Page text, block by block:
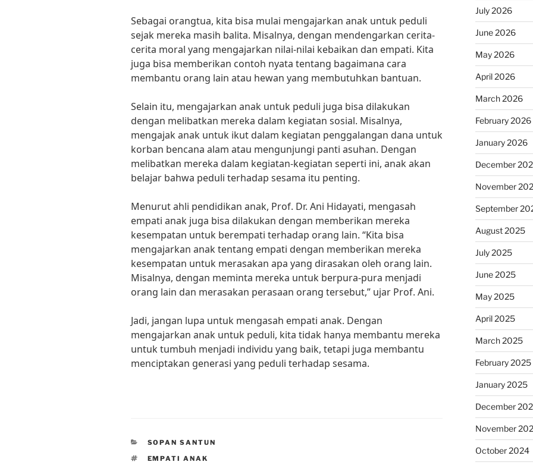
Sebagai orangtua, kita bisa mulai mengajarkan anak untuk peduli
sejak mereka masih balita. Misalnya, dengan mendengarkan cerita-
cerita moral yang mengajarkan nilai-nilai kebaikan dan empati. Kita
juga bisa memberikan contoh nyata tentang bagaimana cara
membantu orang lain atau hewan yang membutuhkan bantuan.
Selain itu, mengajarkan anak untuk peduli juga bisa dilakukan
dengan melibatkan mereka dalam kegiatan sosial. Misalnya,
mengajak anak untuk ikut dalam kegiatan penggalangan dana untuk
korban bencana alam atau mengunjungi panti asuhan. Dengan
melibatkan mereka dalam kegiatan-kegiatan seperti ini, anak akan
belajar bahwa peduli terhadap sesama itu penting.
Menurut ahli pendidikan anak, Prof. Dr. Ani Hidayati, mengasah
empati anak juga bisa dilakukan dengan memberikan mereka
kesempatan untuk berempati terhadap orang lain. “Kita bisa
mengajarkan anak tentang empati dengan memberikan mereka
kesempatan untuk merasakan apa yang dirasakan oleh orang lain.
Misalnya, dengan meminta mereka untuk berpura-pura menjadi
orang lain dan merasakan perasaan orang tersebut,” ujar Prof. Ani.
Jadi, jangan lupa untuk mengasah empati anak. Dengan
mengajarkan anak untuk peduli, kita tidak hanya membantu mereka
untuk tumbuh menjadi individu yang baik, tetapi juga membantu
menciptakan generasi yang peduli terhadap sesama.
CATEGORIES
SOPAN SANTUN
TAGS
EMPATI ANAK
July 2026
June 2026
May 2026
April 2026
March 2026
February 2026
January 2026
December
November
September
August 2025
July 2025
June 2025
May 2025
April 2025
March 2025
February 2025
January 2025
December
November
October 2024